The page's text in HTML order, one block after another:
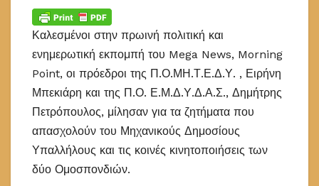
Καλεσμένοι στην πρωινή πολιτική και
ενημερωτική εκπομπή του Mega News, Morning
Point, οι πρόεδροι της Π.Ο.ΜΗ.Τ.Ε.Δ.Υ. , Ειρήνη
Μπεκιάρη και της Π.Ο. Ε.Μ.Δ.Υ.Δ.Α.Σ., Δημήτρης
Πετρόπουλος, μίλησαν για τα ζητήματα που
απασχολούν του Μηχανικούς Δημοσίους
Υπαλλήλους και τις κοινές κινητοποιήσεις των
δύο Ομοσπονδιών.